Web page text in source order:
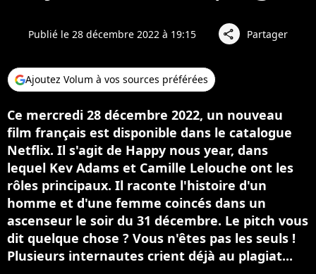
Publié le 28 décembre 2022 à 19:15 share Partager
Ajoutez Volum à vos sources préférées
Ce mercredi 28 décembre 2022, un nouveau
film français est disponible dans le catalogue
Netflix. Il s'agit de Happy nous year, dans
lequel Kev Adams et Camille Lelouche ont les
rôles principaux. Il raconte l'histoire d'un
homme et d'une femme coincés dans un
ascenseur le soir du 31 décembre. Le pitch vous
dit quelque chose ? Vous n'êtes pas les seuls !
Plusieurs internautes crient déjà au plagiat...